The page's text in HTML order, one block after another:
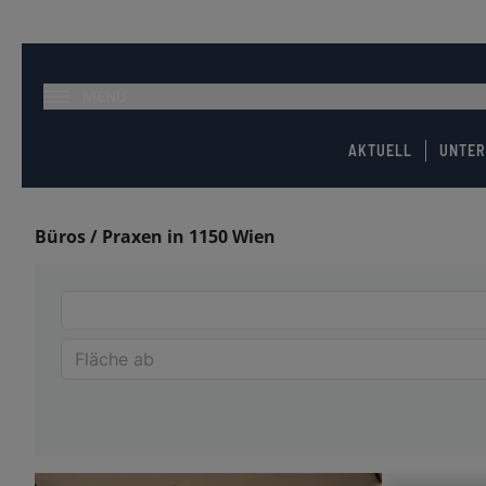
AKTUELL
Büros / Praxen in 1150 Wien